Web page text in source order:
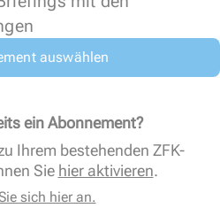
auswählen
ein Abonnement?
Ihrem bestehenden ZFK-
Sie hier aktivieren.
sich hier an.